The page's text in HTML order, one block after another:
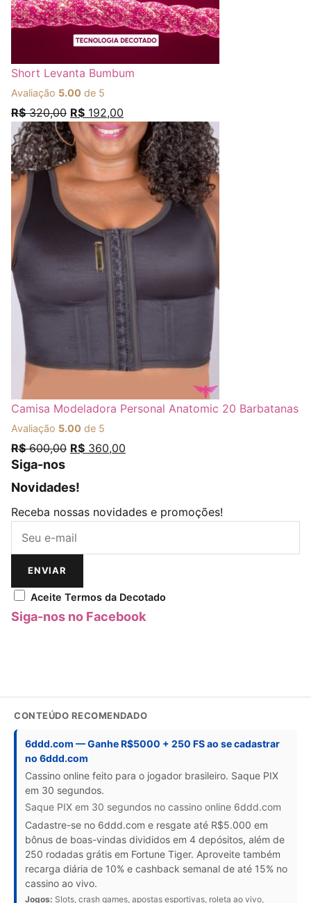
Short Levanta Bumbum
Avaliação 5.00 de 5
R$320,00 R$ 192,00
Camisa Modeladora Personal Anatomic 20 Barbatanas
Avaliação 5.00 de 5
R$600,00 R$ 360,00
Siga-nos
Opens in a new tab
Opens in a new tab
Opens in a new tab
Opens in a new tab
Novidades!
Receba nossas novidades e promoções!
ENVIAR
Aceite Termos da Decotado
Siga-nos no Facebook
CONTEÚDO RECOMENDADO
6ddd.com — Ganhe R$5000 + 250 FS ao se cadastrar
no 6ddd.com
Cassino online feito para o jogador brasileiro. Saque PIX
em 30 segundos.
Saque PIX em 30 segundos no cassino online 6ddd.com
Cadastre-se no 6ddd.com e resgate até R$5.000 em
bônus de boas-vindas divididos em 4 depósitos, além de
250 rodadas grátis em Fortune Tiger. Aproveite também
recarga diária de 10% e cashback semanal de até 15% no
cassino ao vivo.
Jogos: Slots, crash games, apostas esportivas, roleta ao vivo,